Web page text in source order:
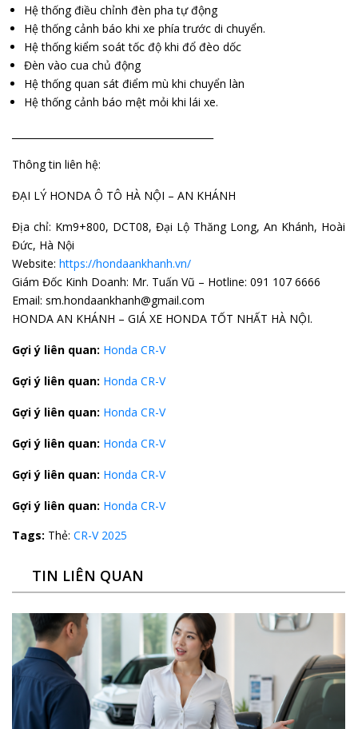
Hệ thống điều chỉnh đèn pha tự động
Hệ thống cảnh báo khi xe phía trước di chuyển.
Hệ thống kiểm soát tốc độ khi đổ đèo dốc
Đèn vào cua chủ động
Hệ thống quan sát điểm mù khi chuyển làn
Hệ thống cảnh báo mệt mỏi khi lái xe.
Thông tin liên hệ:
ĐẠI LÝ HONDA Ô TÔ HÀ NỘI – AN KHÁNH
Địa chỉ: Km9+800, DCT08, Đại Lộ Thăng Long, An Khánh, Hoài
Đức, Hà Nội
Website: https://hondaankhanh.vn/
Giám Đốc Kinh Doanh: Mr. Tuấn Vũ – Hotline: 091 107 6666
Email: sm.hondaankhanh@gmail.com
HONDA AN KHÁNH – GIÁ XE HONDA TỐT NHẤT HÀ NỘI.
Gợi ý liên quan: Honda CR-V
Gợi ý liên quan: Honda CR-V
Gợi ý liên quan: Honda CR-V
Gợi ý liên quan: Honda CR-V
Gợi ý liên quan: Honda CR-V
Gợi ý liên quan: Honda CR-V
Tags: Thẻ: CR-V 2025
TIN LIÊN QUAN